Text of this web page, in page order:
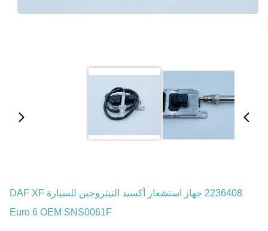
2236408 جهاز استشعار أكسيد النيتروجين للسيارة DAF XF
Euro 6 OEM SNS0061F